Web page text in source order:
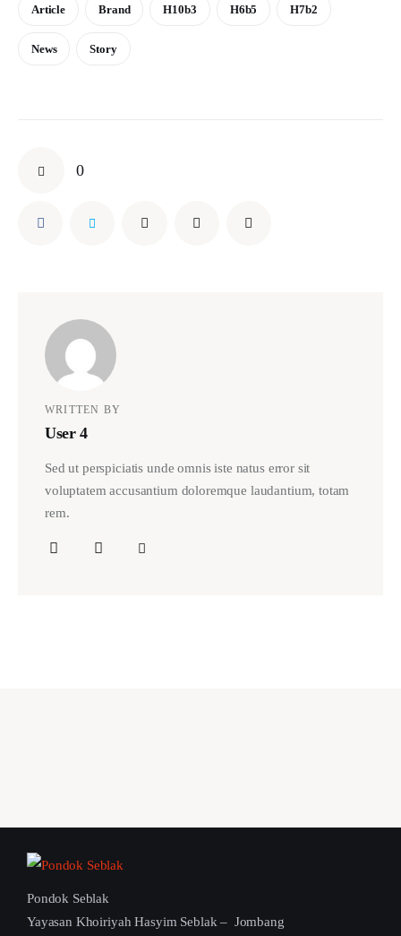
Article Brand H10b3 H6b5 H7b2
News Story
0
WRITTEN BY
User 4
Sed ut perspiciatis unde omnis iste natus error sit
voluptatem accusantium doloremque laudantium, totam
rem.
Pondok Seblak
Yayasan Khoiriyah Hasyim Seblak – Jombang